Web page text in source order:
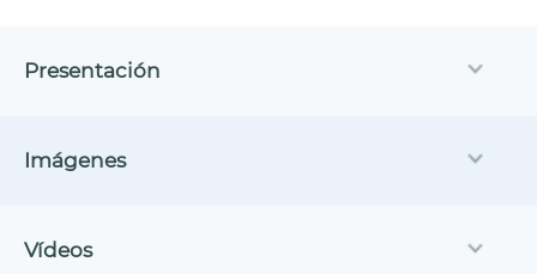
Presentación
Imágenes
Vídeos